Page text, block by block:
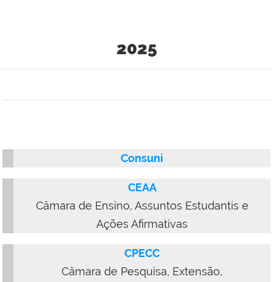
2025
Consuni
CEAA
Câmara de Ensino, Assuntos Estudantis e
Ações Afirmativas
CPECC
Câmara de Pesquisa, Extensão,